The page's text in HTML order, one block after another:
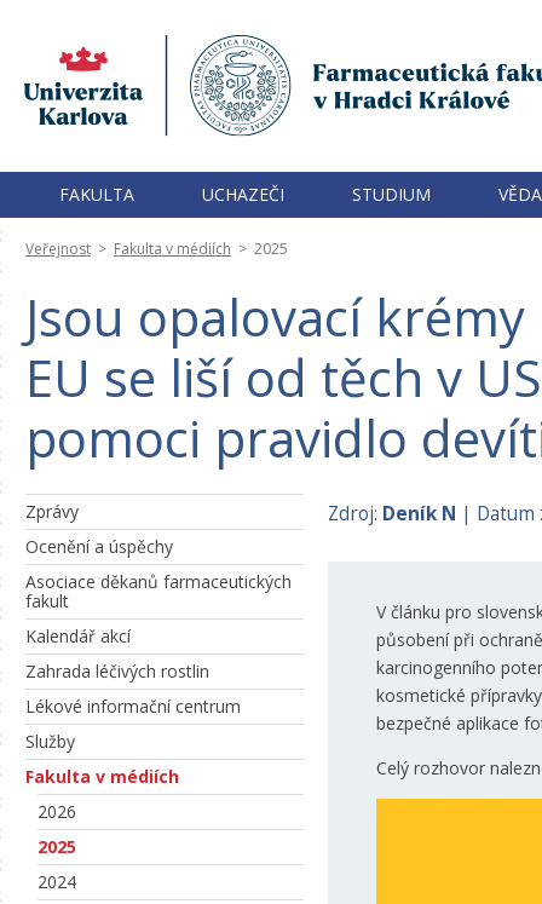
FAKULTA UCHAZEČI STUDIUM
Veřejnost > Fakulta v médiích > 2025
Jsou opalovací
EU se liší od těch v
pomoci pravidlo
Zprávy
Ocenění a úspěchy
Asociace děkanů farmaceutických
fakult
Kalendář akcí
Zahrada léčivých rostlin
Lékové informační centrum
Služby
Fakulta v médiích
2026
2025
2024
Zdroj: Deník N | Datum
V článku pro
působení při
karcinogenního
kosmetické
bezpečné aplikace
Celý rozhovor